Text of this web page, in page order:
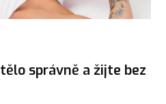
správně a žijte bez